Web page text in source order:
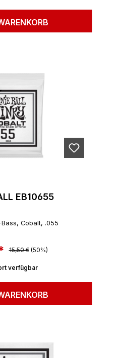
EB10655
Cobalt, .055
Regulärer Preis:
15,50 € (50%)
verfügbar